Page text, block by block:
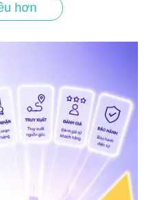
hơn